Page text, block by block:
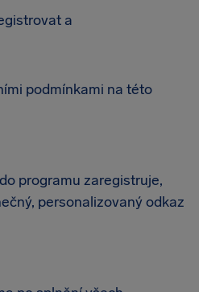
a
podmínkami na této
programu zaregistruje,
personalizovaný odkaz